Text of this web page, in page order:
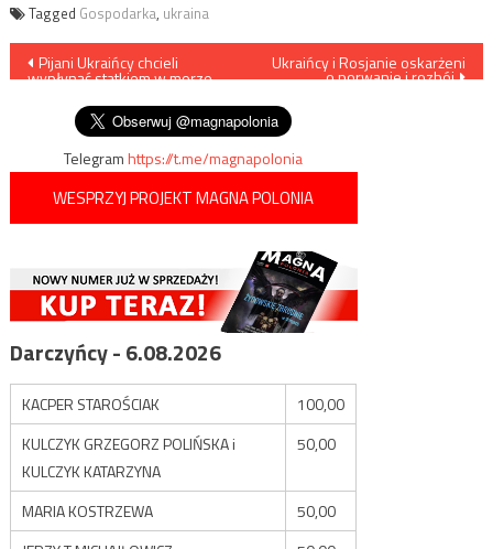
Tagged Gospodarka, ukraina
Nawigacja
wpisu
Pijani Ukraińcy chcieli
wypłynąć statkiem w morze.
Ukraińcy i Rosjanie oskarżeni
o porwanie i rozbój
Telegramhttps://t.me/magnapolonia
WESPRZYJ PROJEKT MAGNA POLONIA
Darczyńcy - 6.08.2026
KACPER STAROŚCIAK
100,00
KULCZYK GRZEGORZ POLIŃSKA i
KULCZYK KATARZYNA
50,00
MARIA KOSTRZEWA
50,00